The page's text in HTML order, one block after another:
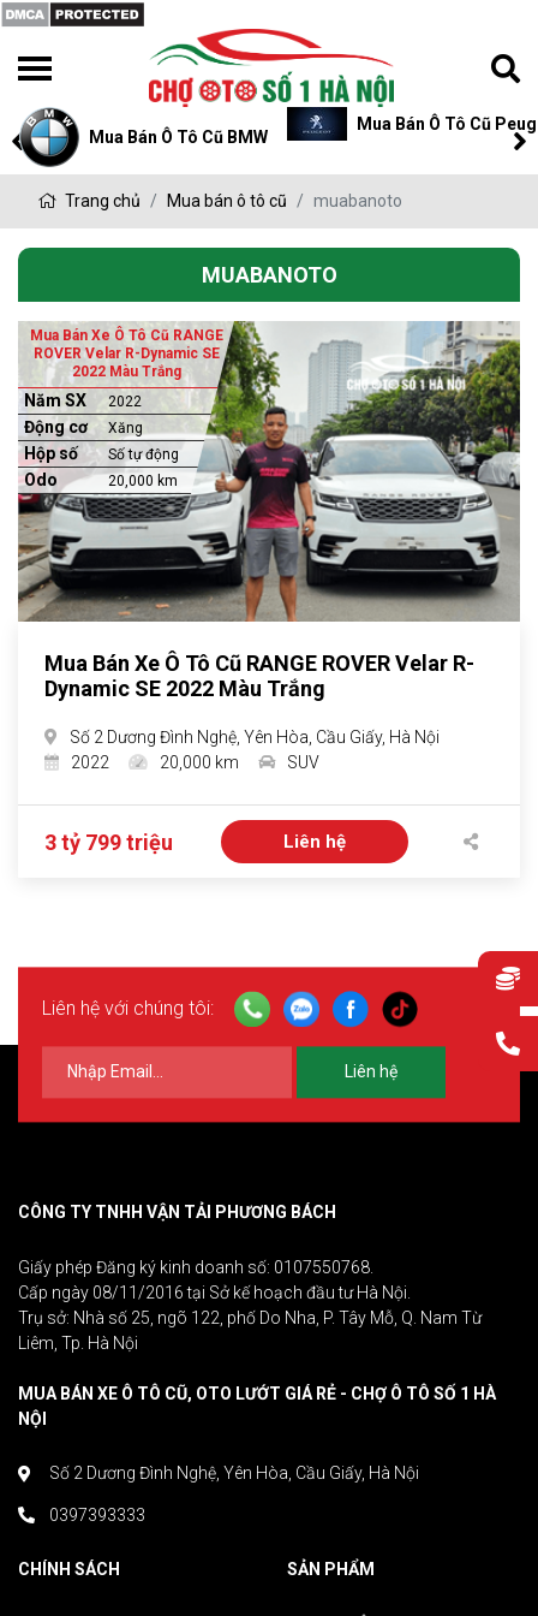
Mua Bán Ô Tô Cũ BMW
Mua Bán Ô Tô Cũ
Trang chủ Mua bán ô tô cũ muabanoto
MUABANOTO
Mua Bán Xe Ô Tô Cũ RANGE
ROVER Velar R-Dynamic SE
2022 Màu Trắng
Năm SX 2022
Động cơ Xăng
Hộp số Số tự động
Odo 20,000 km
Mua Bán Xe Ô Tô Cũ RANGE ROVER Velar R-
Dynamic SE 2022 Màu Trắng
Số 2 Dương Đình Nghệ, Yên Hòa, Cầu Giấy, Hà Nội
2022
20,000 km SUV
3 tỷ 799 triệu Liên hệ
Liên hệ với chúng tôi:
Liên hệ
CÔNG TY TNHH VẬN TẢI PHƯƠNG BÁCH
Giấy phép Đăng ký kinh doanh số: 0107550768.
Cấp ngày 08/11/2016 tại Sở kế hoạch đầu tư Hà Nội.
Trụ sở: Nhà số 25, ngõ 122, phố Do Nha, P. Tây Mỗ, Q. Nam Từ
Liêm, Tp. Hà Nội
MUA BÁN XE Ô TÔ CŨ, OTO LƯỚT GIÁ RẺ - CHỢ Ô TÔ SỐ 1 HÀ
NỘI
Số 2 Dương Đình Nghệ, Yên Hòa, Cầu Giấy, Hà Nội
0397393333
CHÍNH SÁCH SẢN PHẨM